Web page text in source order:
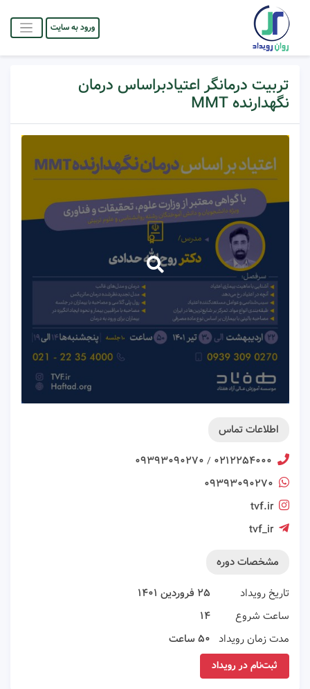
ورود به سایت
تربیت درمانگر اعتیادبراساس درمان
نگهدارنده MMT
اطلاعات تماس
۰۲۱۲۲۵۴۰۰۰ / ۰۹۳۹۳۰۹۰۲۷۰
۰۹۳۹۳۰۹۰۲۷۰
tvf.ir
tvf_ir
مشخصات دوره
تاریخ رویداد
۲۵ فروردین ۱۴۰۱
ساعت شروع
۱۴
مدت زمان رویداد ۵۰ ساعت
ثبت‌نام در رویداد